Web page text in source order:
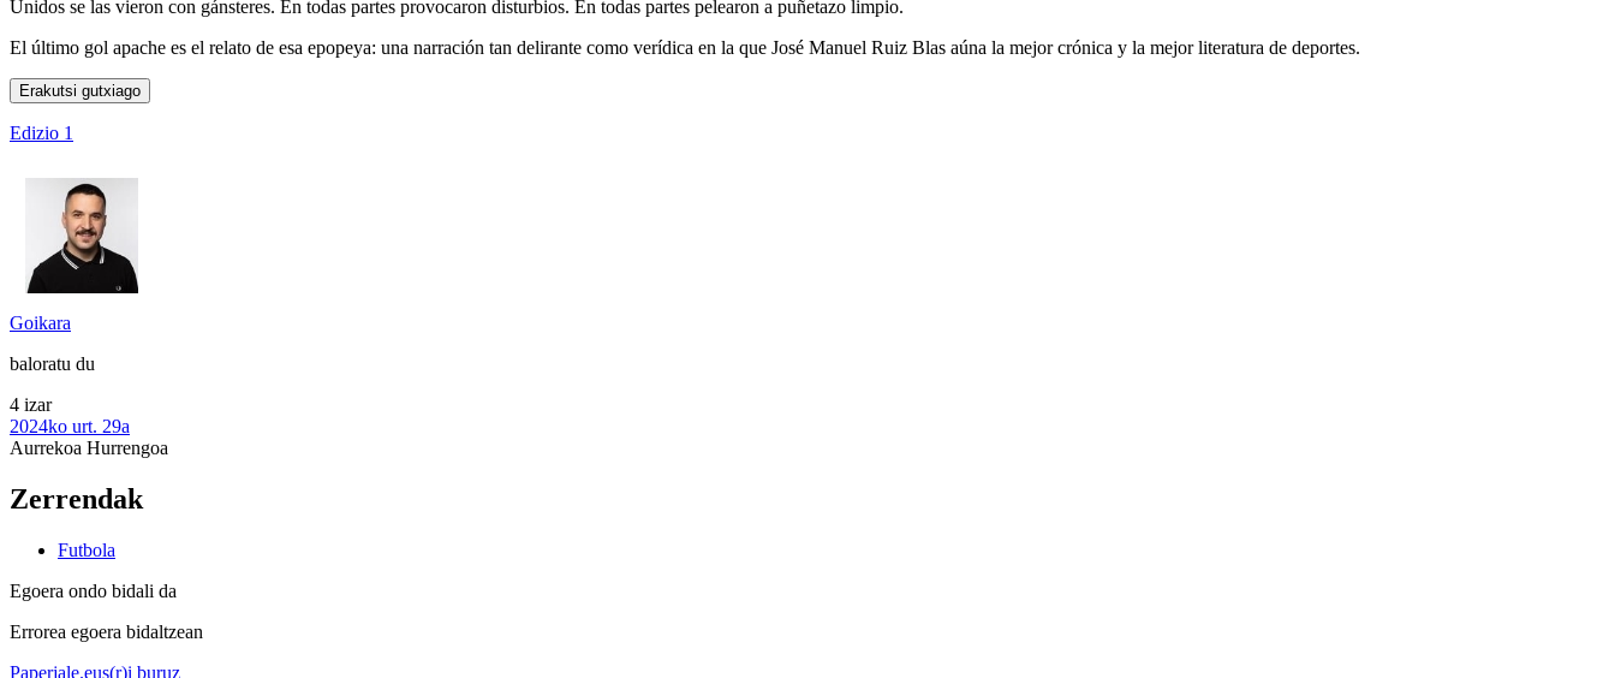
Unidos se las vieron con gánsteres. En todas partes provocaron disturbios. En todas partes pelearon a puñetazo limpio.
El último gol apache es el relato de esa epopeya: una narración tan delirante como verídica en la que José Manuel Ruiz Blas aúna la mejor crónica y la mejor literatura de deportes.
Erakutsi gutxiago
Edizio 1
Goikara
baloratu du
4 izar
2024ko urt. 29a
Aurrekoa Hurrengoa
Zerrendak
Futbola
Egoera ondo bidali da
Errorea egoera bidaltzean
Paperjale.eus(r)i buruz